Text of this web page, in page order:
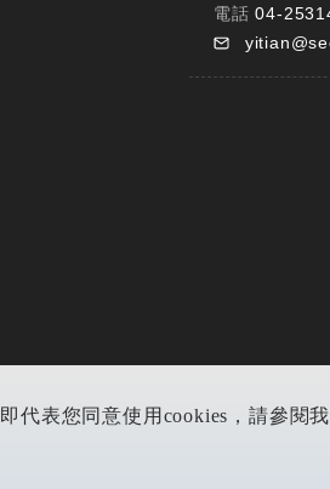
表您同意使用cookies，請參閱
電話04-